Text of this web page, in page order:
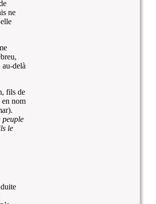
ne
au-delà
fils de
en nom
peuple
le